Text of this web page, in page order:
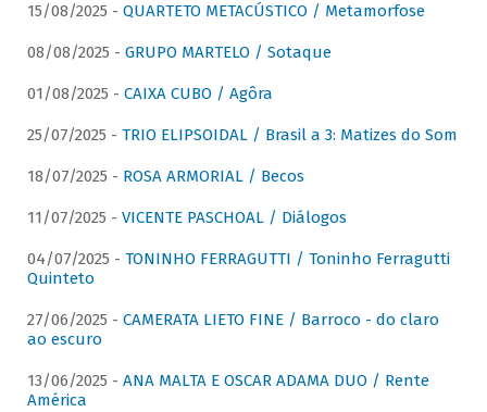
15/08/2025 - QUARTETO METACÚSTICO / Metamorfose
08/08/2025 - GRUPO MARTELO / Sotaque
01/08/2025 - CAIXA CUBO / Agôra
25/07/2025 - TRIO ELIPSOIDAL / Brasil a 3: Matizes do Som
18/07/2025 - ROSA ARMORIAL / Becos
11/07/2025 - VICENTE PASCHOAL / Diálogos
04/07/2025 - TONINHO FERRAGUTTI / Toninho Ferragutti
Quinteto
27/06/2025 - CAMERATA LIETO FINE / Barroco - do claro
ao escuro
13/06/2025 - ANA MALTA E OSCAR ADAMA DUO / Rente
América